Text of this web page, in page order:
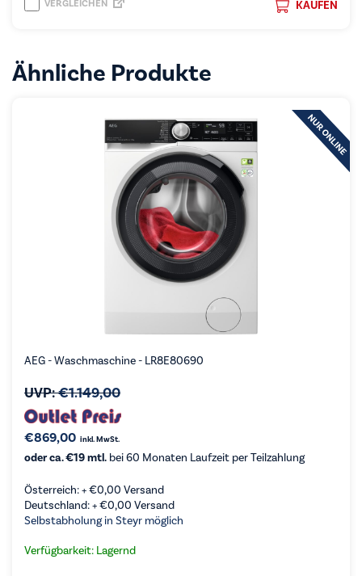
KAUFEN
VERGLEICHEN
Ähnliche Produkte
AEG - Waschmaschine - LR8E80690
UVP:€1.149,00
€869,00 inkl. MwSt.
oder ca. €19 mtl. bei 60 Monaten Laufzeit per Teilzahlung
Österreich: +€0,00 Versand
Deutschland: +€0,00 Versand
Selbstabholung in Steyr möglich
Verfügbarkeit: Lagernd